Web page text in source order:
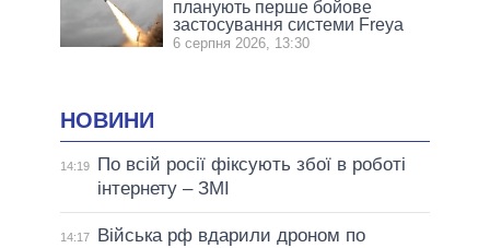
планують перше бойове
застосування системи Freya
6 серпня 2026, 13:30
НОВИНИ
14:19
По всій росії фіксують збої в роботі
інтернету – ЗМІ
14:17
Війська рф вдарили дроном по